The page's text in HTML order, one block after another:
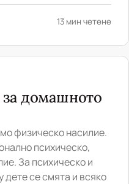
13 мин четене
за домашното
физическо насилие.
психическо,
За психическо и
се смята и всяко